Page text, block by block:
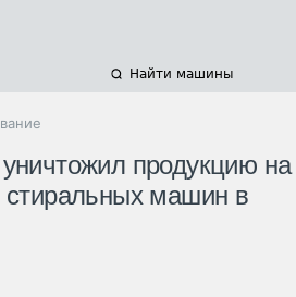
Найти машины
продукцию на
стиральных машин в